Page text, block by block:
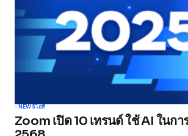
NEWSไอที
Zoom เปิด 10 เทรนด์ ใช้ AI ในก